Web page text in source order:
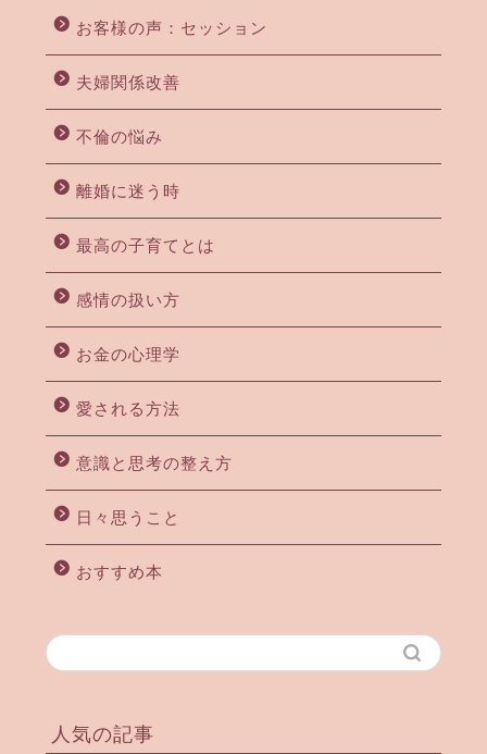
お客様の声：セッション
夫婦関係改善
不倫の悩み
離婚に迷う時
最高の子育てとは
感情の扱い方
お金の心理学
愛される方法
意識と思考の整え方
日々思うこと
おすすめ本
人気の記事